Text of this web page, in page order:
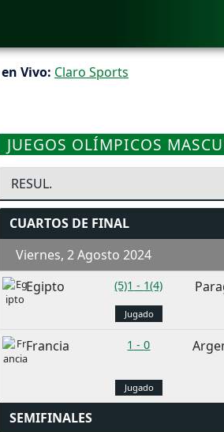
Vivo: Claro Sports
JUEGOS OLÍMPICOS
RESUL.
CUARTOS DE FINAL
Viernes, 2 Agosto 2024
Egipto
(5)1 - 1(4)
Jugado
Francia 1 -0
Jugado
SEMIFINALES